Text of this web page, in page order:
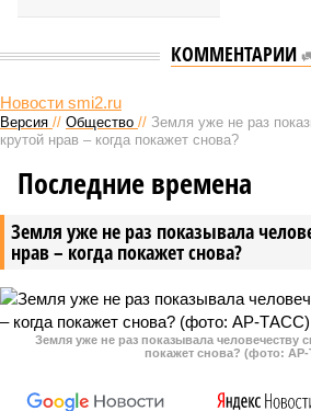
КОММЕНТАРИИ
Новости smi2.ru
Версия // Общество // Земля уже не раз
крутой нрав – когда покажет снова?
Земля уже не раз показывала
нрав – когда покажет снова?
Последние времена
Земля уже не раз показывала человечеству
покажет снова? (фото: